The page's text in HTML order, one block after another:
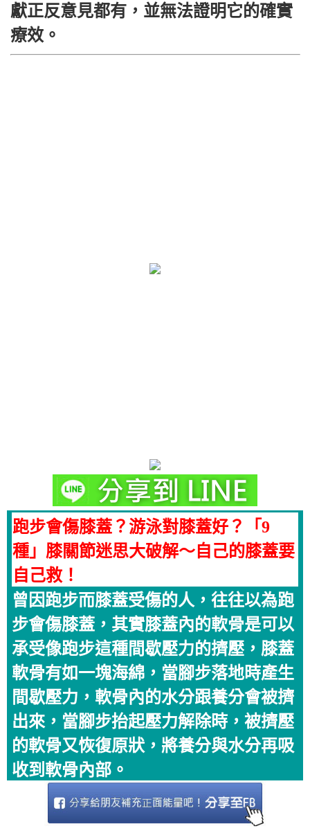
獻正反意見都有，並無法證明它的確實
療效。
跑步會傷膝蓋？游泳對膝蓋好？「9
種」膝關節迷思大破解～自己的膝蓋要
自己救！
曾因跑步而膝蓋受傷的人，往往以為跑
步會傷膝蓋，其實膝蓋內的軟骨是可以
承受像跑步這種間歇壓力的擠壓，膝蓋
軟骨有如一塊海綿，當腳步落地時產生
間歇壓力，軟骨內的水分跟養分會被擠
出來，當腳步抬起壓力解除時，被擠壓
的軟骨又恢復原狀，將養分與水分再吸
收到軟骨內部。